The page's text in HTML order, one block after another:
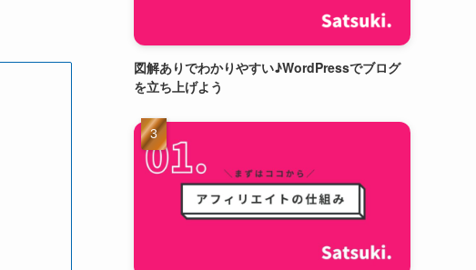
図解ありでわかりやすい♪WordPressでブログ
を立ち上げよう